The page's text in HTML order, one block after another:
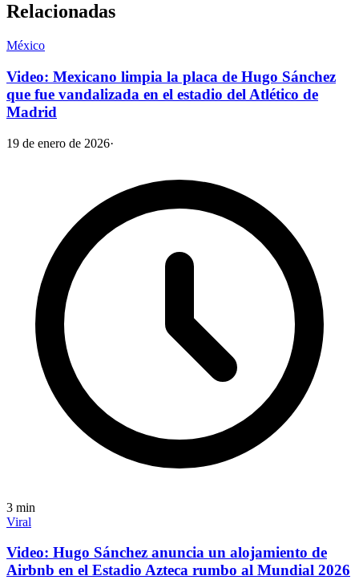
Relacionadas
México
Video: Mexicano limpia la placa de Hugo Sánchez
que fue vandalizada en el estadio del Atlético de
Madrid
19 de enero de 2026·
3 min
Viral
Video: Hugo Sánchez anuncia un alojamiento de
Airbnb en el Estadio Azteca rumbo al Mundial 2026